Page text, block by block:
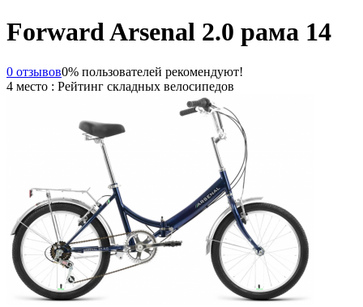
Forward Arsenal 2.0 рама 14
0 отзывов0% пользователей рекомендуют!
4 место : Рейтинг складных велосипедов